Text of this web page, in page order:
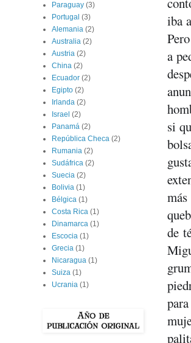
iba
a
si
de
Paraguay (3)
Portugal (3)
Alemania (2)
Australia (2)
Austria (2)
China (2)
Ecuador (2)
Egipto (2)
Irlanda (2)
Israel (2)
Panamá (2)
República Checa (2)
Rumania (2)
Sudáfrica (2)
Suecia (2)
Bolivia (1)
Bélgica (1)
Costa Rica (1)
Dinamarca (1)
Escocia (1)
Grecia (1)
Nicaragua (1)
Suiza (1)
Ucrania (1)